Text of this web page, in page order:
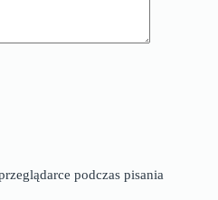
podczas pisania